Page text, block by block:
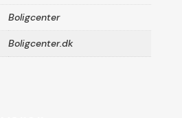
Boligcenter
Boligcenter.dk